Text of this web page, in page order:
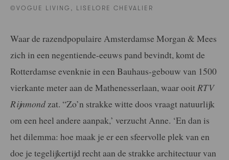
©VOGUE LIVING, LISELORE CHEVALIER
Waar de razendpopulaire Amsterdamse Morgan & Mees
zich in een negentiende-eeuws pand bevindt, komt de
Rotterdamse evenknie in een Bauhaus-gebouw van 1500
vierkante meter aan de Mathenesserlaan, waar ooitRTV
Rijnmondzat. “Zo’n strakke witte doos vraagt natuurlijk
om een heel andere aanpak,’ verzucht Anne. ‘En dan is
het dilemma: hoe maak je er een sfeervolle plek van en
doe je tegelijkertijd recht aan de strakke architectuur van